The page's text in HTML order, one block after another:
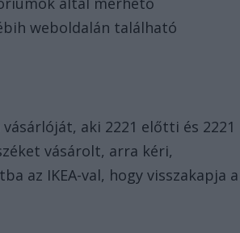
weboldalán található
aki 2221 előtti és 2221
vásárolt, arra kéri,
az IKEA-val, hogy visszakapja a